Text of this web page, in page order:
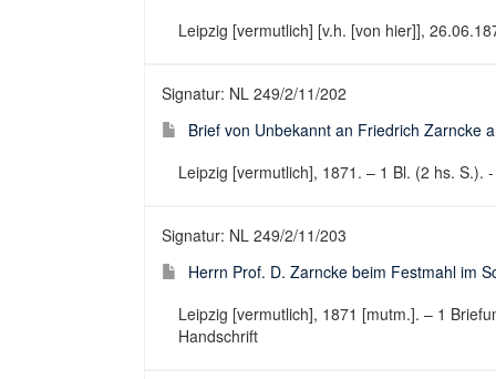
Leipzig [vermutlich] [v.h. [von hier]],
Signatur: NL 249/2/11/202
Brief von Unbekannt an Friedrich Zarncke
Leipzig [vermutlich], 1871. – 1 Bl. (2 hs. S.).
Signatur: NL 249/2/11/203
Herrn Prof. D. Zarncke beim Festmahl im
Leipzig [vermutlich], 1871 [mutm.]. – 1
Handschrift